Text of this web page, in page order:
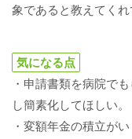
象であると教えてくれ
気になる点
・申請書類を病院で
し簡素化してほしい。
・変額年金の積立が